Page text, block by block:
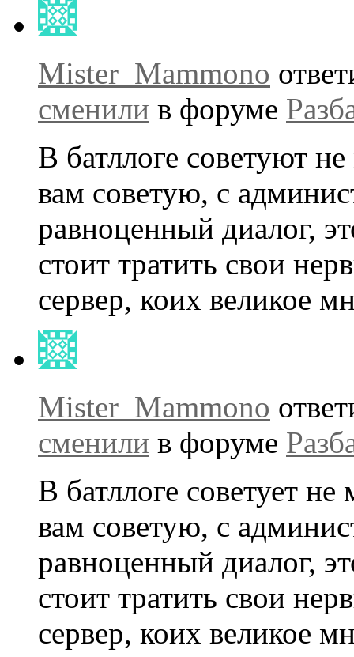
Mister_Mammono
сменили в форуме
В батллоге советуют
вам советую, с
равноценный диалог,
стоит тратить свои
сервер, коих великое
Mister_Mammono
сменили в форуме
В батллоге советует
вам советую, с
равноценный диалог,
стоит тратить свои
сервер, коих великое